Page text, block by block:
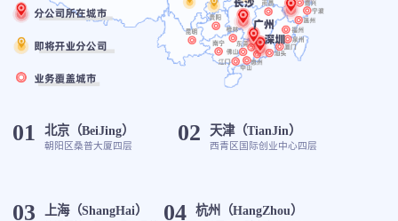
01 北京（BeiJing）
朝阳区桑普大厦四层 02 天津（TianJin）
西青区国际创业中心四层
03 上海（ShangHai） 04 杭州（HangZhou）